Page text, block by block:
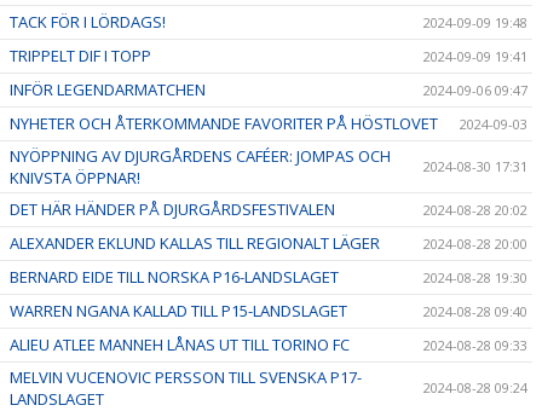
TACK FÖR I LÖRDAGS! 2024-09-09 19:48
TRIPPELT DIF I TOPP 2024-09-09 19:41
INFÖR LEGENDARMATCHEN 2024-09-06 09:47
NYHETER OCH ÅTERKOMMANDE FAVORITER PÅ HÖSTLOVET 2024-09-03
NYÖPPNING AV DJURGÅRDENS CAFÉER: JOMPAS OCH
KNIVSTA ÖPPNAR!
2024-08-30 17:31
DET HÄR HÄNDER PÅ DJURGÅRDSFESTIVALEN 2024-08-28 20:02
ALEXANDER EKLUND KALLAS TILL REGIONALT LÄGER 2024-08-28 20:00
BERNARD EIDE TILL NORSKA P16-LANDSLAGET 2024-08-28 19:30
WARREN NGANA KALLAD TILL P15-LANDSLAGET 2024-08-28 09:40
ALIEU ATLEE MANNEH LÅNAS UT TILL TORINO FC 2024-08-28 09:33
MELVIN VUCENOVIC PERSSON TILL SVENSKA P17-
LANDSLAGET
2024-08-28 09:24